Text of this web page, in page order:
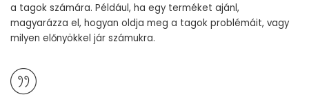
a tagok számára. Például, ha egy terméket ajánl,
magyarázza el, hogyan oldja meg a tagok problémáit, vagy
milyen előnyökkel jár számukra.